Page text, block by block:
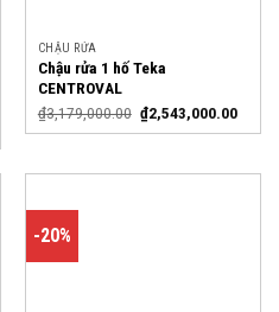
CHẬU RỬA
Chậu rửa 1 hố Teka
CENTROVAL
₫3,179,000.00 ₫2,543,000.00
-20%